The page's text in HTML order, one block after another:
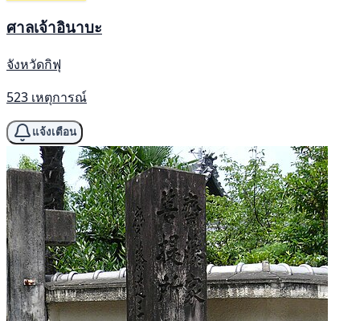
ศาลเจ้าอินาบะ
จังหวัดกิฟุ
523 เหตุการณ์
แจ้งเตือน